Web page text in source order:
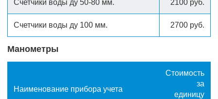
Счетчики воды ду 50-80 мм. 2100 руб.
Счетчики воды ду 100 мм. 2700 руб.
Манометры
Наименование прибора учета
Стоимость
за
единицу